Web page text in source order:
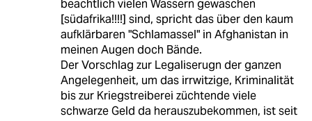
beachtlich vielen Wassern gewaschen
[südafrika!!!!] sind, spricht das über den kaum
aufklärbaren "Schlamassel" in Afghanistan in
meinen Augen doch Bände.
Der Vorschlag zur Legaliserugn der ganzen
Angelegenheit, um das irrwitzige, Kriminalität
bis zur Kriegstreiberei züchtende viele
schwarze Geld da herauszubekommen, ist seit